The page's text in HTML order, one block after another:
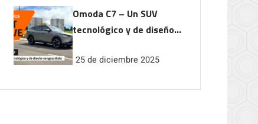
Omoda C7 – Un SUV
tecnológico y de diseño
25 de diciembre 2025